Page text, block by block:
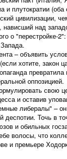
и плутократии
цивилизации,
нависший над
о "перестройке-
– объявить
хотите,
оппозицией.
свою
и оставив
либералы" –
Точь в
и обильных
волосы, что
и премьере